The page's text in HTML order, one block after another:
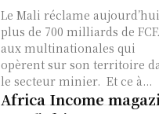
Le Mali réclame aujourd’hui
plus de 700 milliards de
aux multinationales qui
opèrent sur son territoire
le secteur minier. Et ce à...
Africa Income